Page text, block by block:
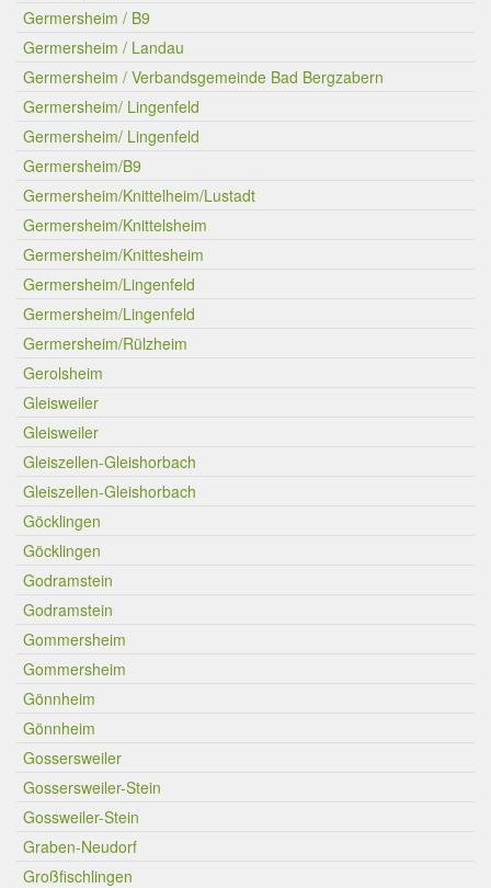
Germersheim / B9
Germersheim / Landau
Germersheim / Verbandsgemeinde Bad Bergzabern
Germersheim/ Lingenfeld
Germersheim/ Lingenfeld
Germersheim/B9
Germersheim/Knittelheim/Lustadt
Germersheim/Knittelsheim
Germersheim/Knittesheim
Germersheim/Lingenfeld
Germersheim/Lingenfeld
Germersheim/Rülzheim
Gerolsheim
Gleisweiler
Gleisweiler
Gleiszellen-Gleishorbach
Gleiszellen-Gleishorbach
Göcklingen
Göcklingen
Godramstein
Godramstein
Gommersheim
Gommersheim
Gönnheim
Gönnheim
Gossersweiler
Gossersweiler-Stein
Gossweiler-Stein
Graben-Neudorf
Großfischlingen